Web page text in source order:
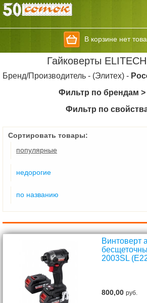
В корзине нет
Гайковерты
Бренд/Производитель - (Элитех) -
Фильтр по брендам >
Фильтр по
Сортировать товары:
популярные
недорогие
по названию
Винтоверт
2003SL
800,00руб.